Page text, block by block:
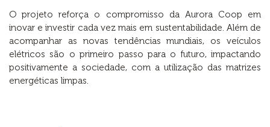
O projeto reforça o compromisso da Aurora Coop em
inovar e investir cada vez mais em sustentabilidade. Além de
acompanhar as novas tendências mundiais, os veículos
elétricos são o primeiro passo para o futuro, impactando
positivamente a sociedade, com a utilização das matrizes
energéticas limpas.